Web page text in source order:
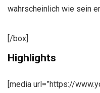
wahrscheinlich wie sein
[/box]
Highlights
[media url=”https://